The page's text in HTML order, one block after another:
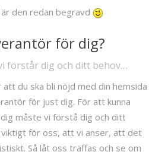
den redan begravd
för dig?
förstår dig och ditt behov....
du ska bli nöjd med din hemsida
för just dig. För att kunna
måste vi förstå dig och ditt
för oss, att vi anser, att det
Så låt oss träffas och se om